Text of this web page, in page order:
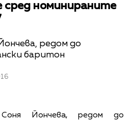
сред номинираните
редом до
баритон
Соня Йончева, редом до